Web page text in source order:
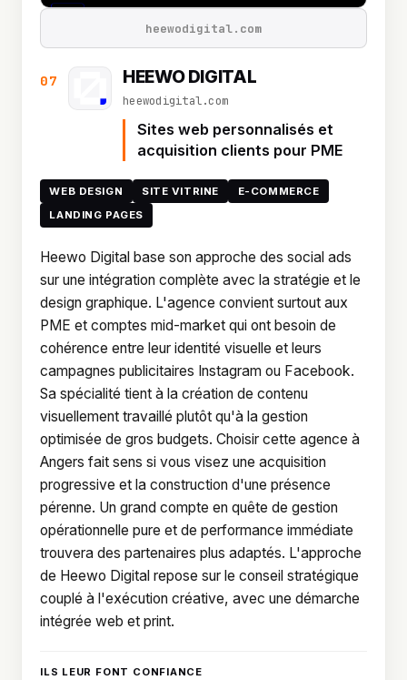
07 HEEWO DIGITAL
heewodigital.com
Sites web personnalisés et
acquisition clients pour PME
WEB DESIGN SITE VITRINE
E-COMMERCE
LANDING PAGES
Heewo Digital base son approche des social ads
sur une intégration complète avec la stratégie et le
design graphique. L'agence convient surtout aux
PME et comptes mid-market qui ont besoin de
cohérence entre leur identité visuelle et leurs
campagnes publicitaires Instagram ou Facebook.
Sa spécialité tient à la création de contenu
visuellement travaillé plutôt qu'à la gestion
optimisée de gros budgets. Choisir cette agence à
Angers fait sens si vous visez une acquisition
progressive et la construction d'une présence
pérenne. Un grand compte en quête de gestion
opérationnelle pure et de performance immédiate
trouvera des partenaires plus adaptés. L'approche
de Heewo Digital repose sur le conseil stratégique
couplé à l'exécution créative, avec une démarche
intégrée web et print.
ILS LEUR FONT CONFIANCE
heewodigital.com